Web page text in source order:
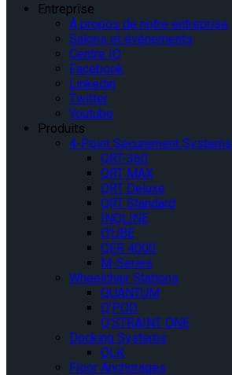
Entreprise
À propos de notre entreprise
Salons et événements
Centre IQ
Facebook
Linkedin
Twitter
Youtube
Produits
4-Point Securement Systems
QRT-360
QRT MAX
QRT Deluxe
QRT Standard
INQLINE
Q’UBE
QER 4000
M-Series
Wheelchair Stations
QUANTUM
Q’POD
Q’STRAINT ONE
Docking Systems
QLK
Floor Anchorages